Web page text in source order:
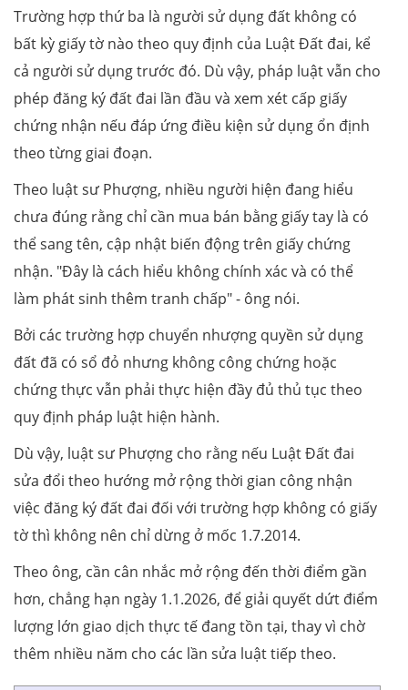
Trường hợp thứ ba là người sử dụng đất không có
bất kỳ giấy tờ nào theo quy định của Luật Đất đai, kể
cả người sử dụng trước đó. Dù vậy, pháp luật vẫn cho
phép đăng ký đất đai lần đầu và xem xét cấp giấy
chứng nhận nếu đáp ứng điều kiện sử dụng ổn định
theo từng giai đoạn.
Theo luật sư Phượng, nhiều người hiện đang hiểu
chưa đúng rằng chỉ cần mua bán bằng giấy tay là có
thể sang tên, cập nhật biến động trên giấy chứng
nhận. "Đây là cách hiểu không chính xác và có thể
làm phát sinh thêm tranh chấp" - ông nói.
Bởi các trường hợp chuyển nhượng quyền sử dụng
đất đã có sổ đỏ nhưng không công chứng hoặc
chứng thực vẫn phải thực hiện đầy đủ thủ tục theo
quy định pháp luật hiện hành.
Dù vậy, luật sư Phượng cho rằng nếu Luật Đất đai
sửa đổi theo hướng mở rộng thời gian công nhận
việc đăng ký đất đai đối với trường hợp không có giấy
tờ thì không nên chỉ dừng ở mốc 1.7.2014.
Theo ông, cần cân nhắc mở rộng đến thời điểm gần
hơn, chẳng hạn ngày 1.1.2026, để giải quyết dứt điểm
lượng lớn giao dịch thực tế đang tồn tại, thay vì chờ
thêm nhiều năm cho các lần sửa luật tiếp theo.